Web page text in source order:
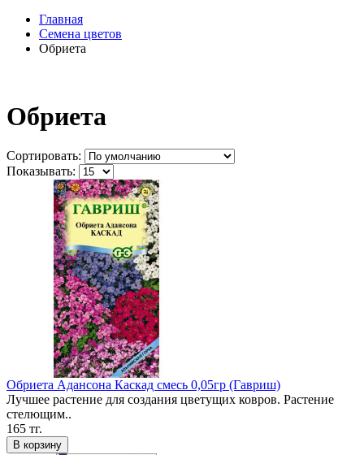
Главная
Семена цветов
Обриета
Обриета
Сортировать:
Показывать:
Обриета Адансона Каскад смесь 0,05гр (Гавриш)
Лучшее растение для создания цветущих ковров. Растение
стелющим..
165 тг.
В корзину